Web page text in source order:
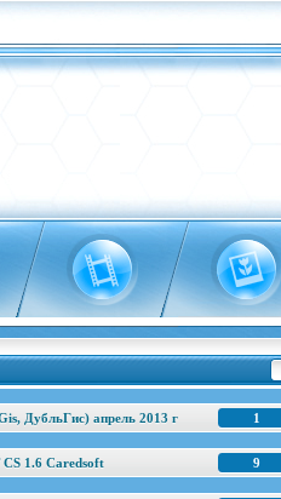
1
ДубльГис) апрель 2013 г
9
1.6 Caredsoft